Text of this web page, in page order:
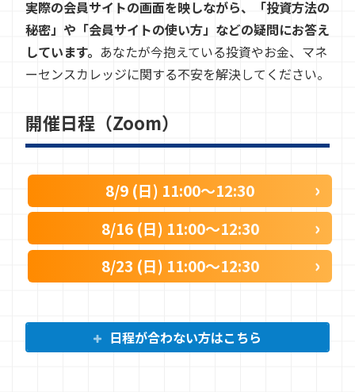
実際の会員サイトの画面を映しながら、「投資方法の
秘密」や「会員サイトの使い方」などの疑問にお答え
しています。 あなたが今抱えている投資やお金、マネ
ーセンスカレッジに関する不安を解決してください。
開催日程（Zoom）
8/9 (日) 11:00〜12:30
8/16 (日) 11:00〜12:30
8/23 (日) 11:00〜12:30
日程が合わない方はこちら